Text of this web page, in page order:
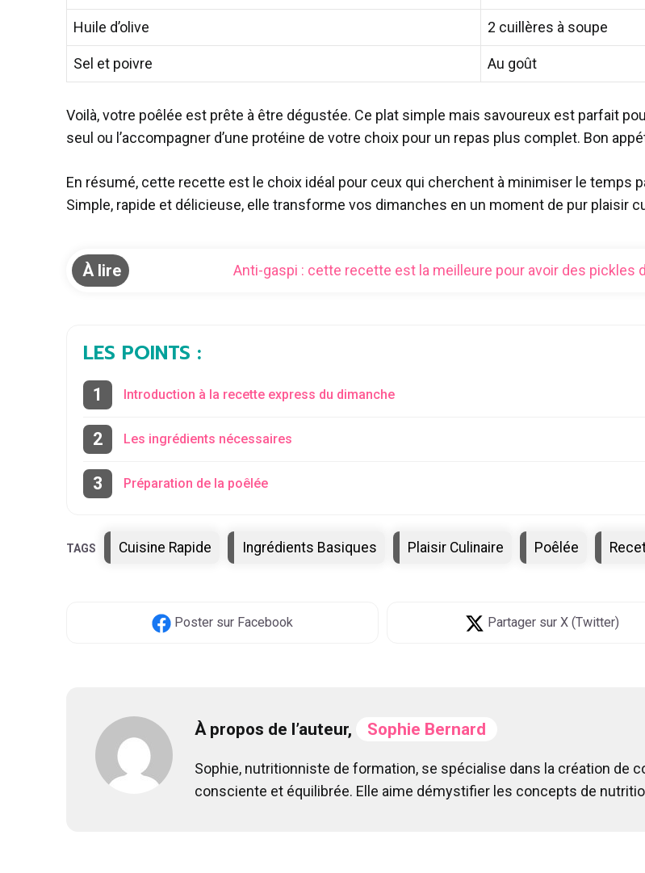
Huile d’olive 2 cuillères à soupe
Sel et poivre Au goût
Voilà, votre poêlée est prête à être dégustée. Ce plat simple mais savoureux est parfait
seul ou l’accompagner d’une protéine de votre choix pour un repas plus complet. Bon
En résumé, cette recette est le choix idéal pour ceux qui cherchent à minimiser le temps
Simple, rapide et délicieuse, elle transforme vos dimanches en un moment de pur plaisir
À lire Anti-gaspi : cette recette est la meilleure pour avoir des pickles
LES POINTS :
Introduction à la recette express du dimanche
Les ingrédients nécessaires
Préparation de la poêlée
Étiquettes
Cuisine Rapide Ingrédients Basiques Plaisir Culinaire Poêlée
Postersur Facebook Partager sur X (Twitter)
À propos de l’auteur, Sophie Bernard
Sophie, nutritionniste de formation, se spécialise dans la création de
consciente et équilibrée. Elle aime démystifier les concepts de